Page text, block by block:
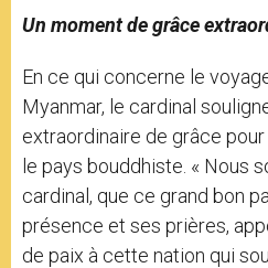
Un moment de grâce
En ce qui concerne le
Myanmar, le cardinal
extraordinaire de grâce
le pays bouddhiste. « Nous
cardinal, que ce grand bon
présence et ses prières,
de paix à cette nation qui